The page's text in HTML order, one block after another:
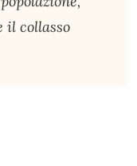
il collasso